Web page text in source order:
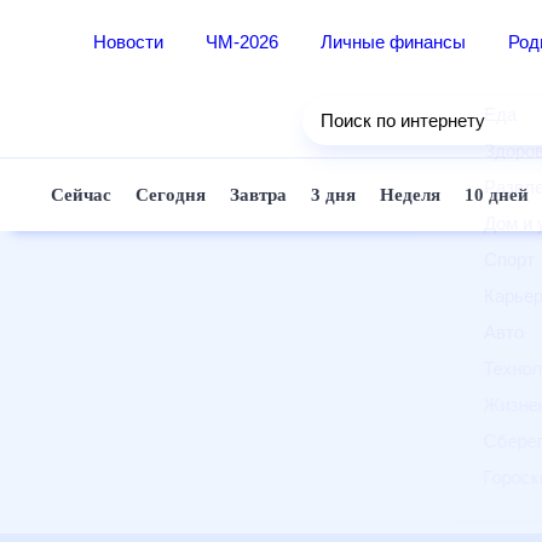
Новости ЧМ-2026 Личные финансы
Поиск по интернету
Сейчас Сегодня Завтра 3 дня Неделя 10